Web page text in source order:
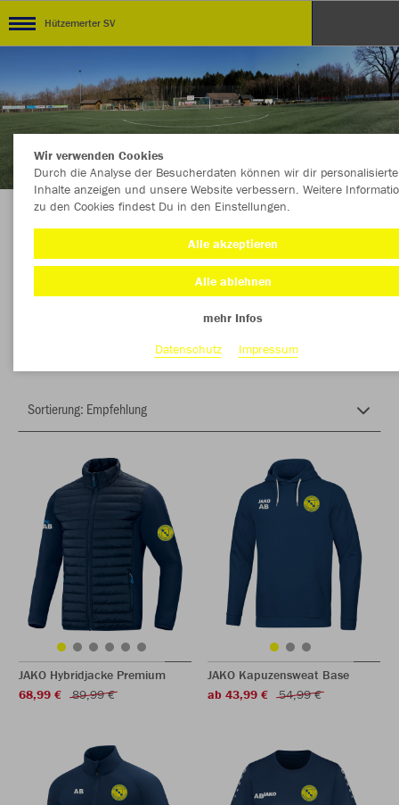
Hützemerter SV
Der Shop für Groß & Klein Gemeinsam für den
HSV!
Farbe
JAKO Hybridjacke Premium
68,99 €
89,99 €
JAKO Kapuzensweat Base
ab 43,99 €
54,99 €
Wir verwenden Cookies
Durch die Analyse der Besucherdaten können wir dir personalisierte
Inhalte anzeigen und unsere Website verbessern. Weitere
zu den Cookies findest Du in den Einstellungen.
Alle akzeptieren
Alle ablehnen
mehr Infos
Datenschutz
Impressum